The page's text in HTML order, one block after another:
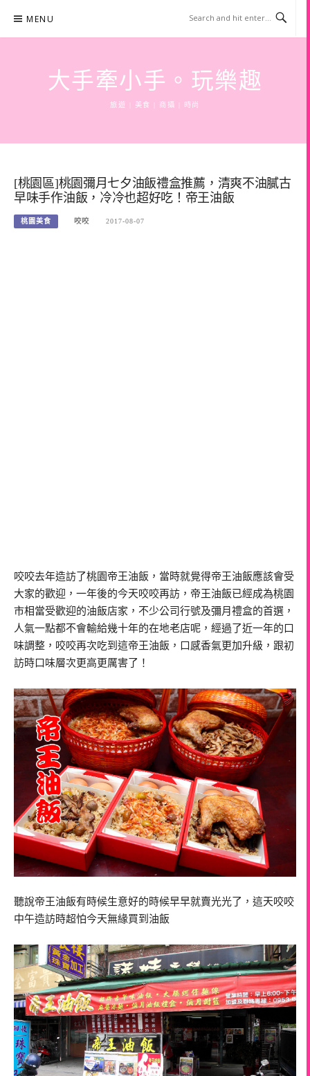
content
MENU
大手牽小手。玩樂趣
旅遊 | 美食 | 商攝 | 時尚
[桃園區]桃園彌月七夕油飯禮盒推薦，清爽不油膩古
早味手作油飯，冷冷也超好吃！帝王油飯
桃園美食 咬咬 2017-08-07
咬咬去年造訪了桃園帝王油飯，當時就覺得帝王油飯應該會受
大家的歡迎，一年後的今天咬咬再訪，帝王油飯已經成為桃園
市相當受歡迎的油飯店家，不少公司行號及彌月禮盒的首選，
人氣一點都不會輸給幾十年的在地老店呢，經過了近一年的口
味調整，咬咬再次吃到這帝王油飯，口感香氣更加升級，跟初
訪時口味層次更高更厲害了！
聽說帝王油飯有時候生意好的時候早早就賣光光了，這天咬咬
中午造訪時超怕今天無緣買到油飯